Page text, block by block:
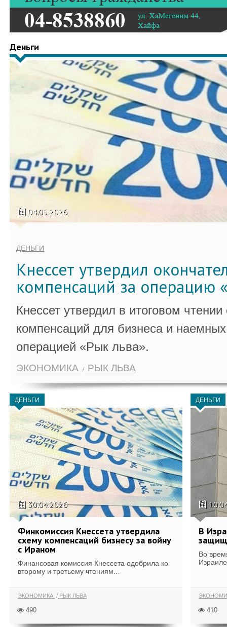
Деньги
04.05.2026
ДЕНЬГИ
Кнессет утвердил
компенсаций за операцию
Кнессет утвердил в итоговом
компенсаций для бизнеса и
операцией «Рык льва».
ЭКОНОМИКА РЫК ЛЬВА
ДЕНЬГИ
30.04.2026
Финкомиссия Кнессета утвердила
схему компенсаций бизнесу за войну
с Ираном
Финансовая комиссия Кнессета одобрила ко
второму и третьему чтениям...
ЭКОНОМИКА РЫК ЛЬВА
490
ДЕНЬГИ
В
Во
410